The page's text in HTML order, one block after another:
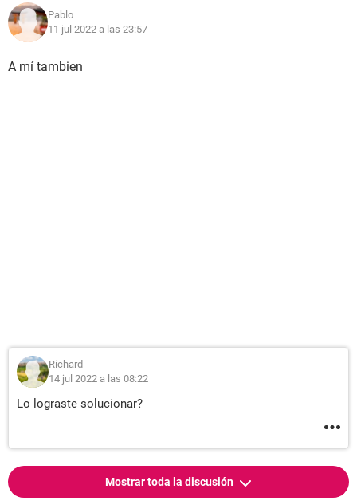
Pablo
11 jul 2022 a las 23:57
A mí tambien
Richard
14 jul 2022 a las 08:22
Lo lograste solucionar?
Mostrar toda la discusión